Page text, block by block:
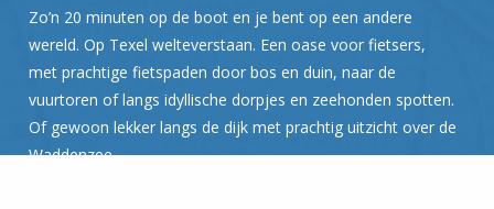
Zo’n 20 minuten op de boot en je bent op een andere
wereld. Op Texel welteverstaan. Een oase voor fietsers,
met prachtige fietspaden door bos en duin, naar de
vuurtoren of langs idyllische dorpjes en zeehonden spotten.
Of gewoon lekker langs de dijk met prachtig uitzicht over de
Waddenzee.